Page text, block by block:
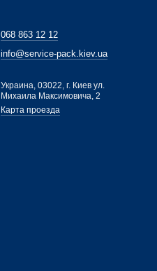
068 863 12 12
info@service-pack.kiev.ua
Украина, 03022, г. Киев ул.
Михаила Максимовича, 2
Карта проезда